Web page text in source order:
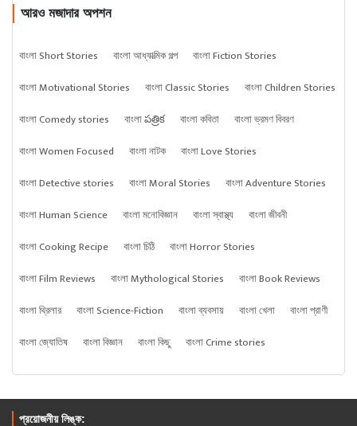
আরও মজাদার অপশন
বাংলা Short Stories বাংলা আধ্যাত্মিক গল্প
বাংলা Fiction Stories
বাংলা Motivational Stories
বাংলা Classic Stories
বাংলা Children Stories
বাংলা Comedy stories
বাংলা పత్రిక বাংলা কবিতা
বাংলা ভ্রমণ বিবরণ
বাংলা Women Focused
বাংলা নাটক
বাংলা Love Stories
বাংলা Detective stories
বাংলা Moral Stories
বাংলা Adventure Stories
বাংলা Human Science
বাংলা মনোবিজ্ঞান বাংলা স্বাস্থ্য
বাংলা জীবনী
বাংলা Cooking Recipe
বাংলা চিঠি
বাংলা Horror Stories
বাংলা Film Reviews
বাংলা Mythological Stories
বাংলা Book Reviews
বাংলা থ্রিলার
বাংলা Science-Fiction বাংলা ব্যবসায় বাংলা খেলা
বাংলা প্রাণী
বাংলা জ্যোতিষ
বাংলা বিজ্ঞান বাংলা কিছু বাংলা Crime stories
প্রয়োজনীয় লিঙ্ক: